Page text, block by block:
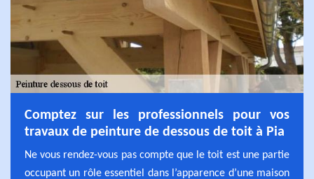
Comptez sur les professionnels pour vos
travaux de peinture de dessous de toit à Pia
Ne vous rendez-vous pas compte que le toit est une partie
occupant un rôle essentiel dans l’apparence d’une maison